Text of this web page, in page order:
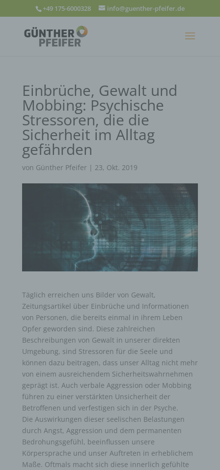
+49 175-6000328 info@guenther-pfeifer.de
Einbrüche, Gewalt und
Mobbing: Psychische
Stressoren, die die
Sicherheit im Alltag
gefährden
von Günther Pfeifer| 23, Okt. 2019
Täglich erreichen uns Bilder von Gewalt,
Zeitungsartikel über Einbrüche und Informationen
von Personen, die bereits einmal in ihrem Leben
Opfer geworden sind. Diese zahlreichen
Beschreibungen von Gewalt in unserer direkten
Umgebung, sind Stressoren für die Seele und
können dazu beitragen, dass unser Alltag nicht mehr
von einem ausreichendem Sicherheitswahrnehmen
geprägt ist. Auch verbale Aggression oder Mobbing
führen zu einer verstärkten Unsicherheit der
Betroffenen und verfestigen sich in der Psyche.
Die Auswirkungen dieser seelischen Belastungen
durch Angst, Aggression und dem permanenten
Bedrohungsgefühl, beeinflussen unsere
Körpersprache und unser Auftreten in erheblichem
Maße. Oftmals macht sich diese innerlich gefühlte